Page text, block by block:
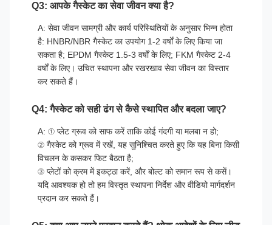
Q3: आपके गैस्केट का सेवा जीवन क्या है?
A: सेवा जीवन सामग्री और कार्य परिस्थितियों के अनुसार भिन्न होता
है: HNBR/NBR गैस्केट का उपयोग 1-2 वर्षों के लिए किया जा
सकता है; EPDM गैस्केट 1.5-3 वर्षों के लिए; FKM गैस्केट 2-4
वर्षों के लिए। उचित स्थापना और रखरखाव सेवा जीवन का विस्तार
कर सकते हैं।
Q4: गैस्केट को सही ढंग से कैसे स्थापित और बदला जाए?
A: ① प्लेट ग्रूव को साफ करें ताकि कोई गंदगी या मलबा न हो;
② गैस्केट को ग्रूव में रखें, यह सुनिश्चित करते हुए कि यह बिना किसी
विचलन के कसकर फिट बैठता है;
③ प्लेटों को क्रम में इकट्ठा करें, और बोल्ट को समान रूप से कसें।
यदि आवश्यक हो तो हम विस्तृत स्थापना निर्देश और वीडियो मार्गदर्शन
प्रदान कर सकते हैं।